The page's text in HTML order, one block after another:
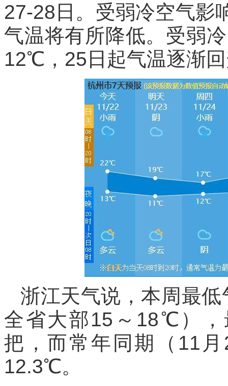
27-28日。受弱冷空气影
气温将有所降低。受弱
12℃，25日起气温逐渐
浙江天气说，本周最
全省大部15～18℃）
把，而常年同期（11
12.3℃。